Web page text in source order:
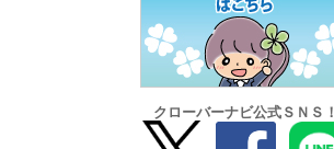
クローバーナビ公式ＳＮＳ！